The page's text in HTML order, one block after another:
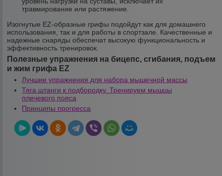
травмирование или растяжение.
Изогнутые EZ-образные грифы подойдут как для домашнего
использования, так и для работы в спортзале. Качественные и
надежные снаряды обеспечат высокую функциональность и
эффективность тренировок.
Полезные упражнения на бицепс, сгибания, подъем
и жим грифа EZ
Лучшие упражнения для набора мышечной массы
Тяга штанги к подбородку. Тренируем мышцы
плечевого пояса
Принципы прогресса